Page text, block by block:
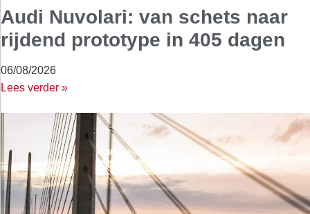
Audi Nuvolari: van schets naar
rijdend prototype in 405 dagen
06/08/2026
Lees verder »